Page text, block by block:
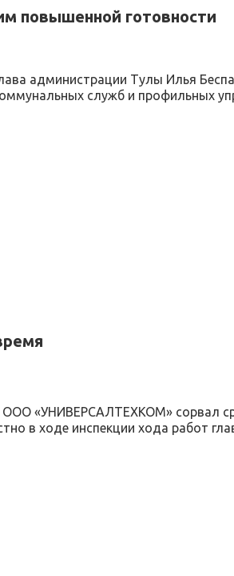
повышенной готовности
администрации Тулы Илья
служб и профильных
«УНИВЕРСАЛТЕХКОМ» сорвал
в ходе инспекции хода работ